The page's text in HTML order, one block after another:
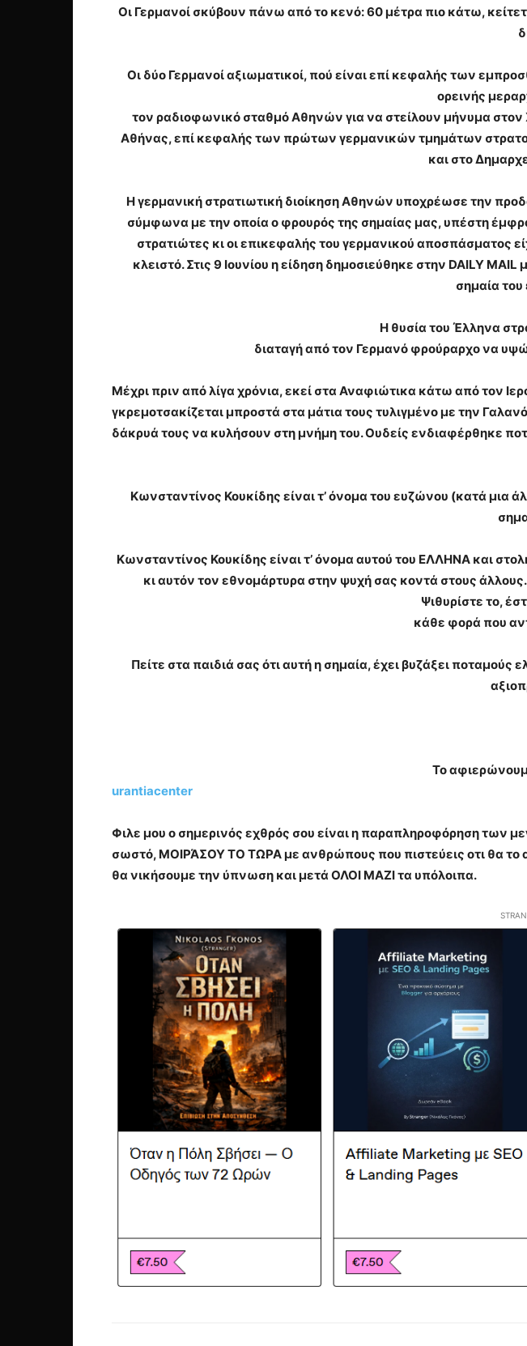
Οι Γερμανοί σκύβουν πάνω από το κενό: 60 μέτρα πιο κάτω,
Οι δύο Γερμανοί αξιωματικοί, πού είναι επί κεφαλής των
ορεινής
τον ραδιοφωνικό σταθμό Αθηνών για να στείλουν μήνυμα στον
Αθήνας, επί κεφαλής των πρώτων γερμανικών τμημάτων
και στο
Η γερμανική στρατιωτική διοίκηση Αθηνών υποχρέωσε την
σύμφωνα με την οποία ο φρουρός της σημαίας μας, υπέστη
στρατιώτες κι οι επικεφαλής του γερμανικού αποσπάσματος
κλειστό. Στις 9 Ιουνίου η είδηση δημοσιεύθηκε στην DAILY
σημαία
Η θυσία του Έλληνα
διαταγή από τον Γερμανό φρούραρχο να
Μέχρι πριν από λίγα χρόνια, εκεί στα Αναφιώτικα κάτω από τον
γκρεμοτσακίζεται μπροστά στα μάτια τους τυλιγμένο με την
δάκρυά τους να κυλήσουν στη μνήμη του. Ουδείς ενδιαφέρθηκε
Κωνσταντίνος Κουκίδης είναι τ’ όνομα του ευζώνου (κατά
Κωνσταντίνος Κουκίδης είναι τ’ όνομα αυτού του ΕΛΛΗΝΑ και
κι αυτόν τον εθνομάρτυρα στην ψυχή σας κοντά στους άλλους.
Ψιθυρίστε το,
κάθε φορά που
Πείτε στα παιδιά σας ότι αυτή η σημαία, έχει βυζάξει ποταμούς
Το
urantiacenter
Φιλε μου ο σημερινός εχθρός σου είναι η παραπληροφόρηση των
σωστό, ΜΟΙΡΆΣΟΥ ΤΟ ΤΩΡΑ με ανθρώπους που πιστεύεις οτι θα
θα νικήσουμε την ύπνωση και μετά ΟΛΟΙ ΜΑΖΙ τα υπόλοιπα.